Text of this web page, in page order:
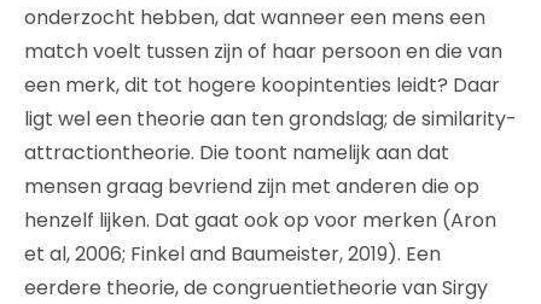
onderzocht hebben, dat wanneer een mens een
match voelt tussen zijn of haar persoon en die van
een merk, dit tot hogere koopintenties leidt? Daar
ligt wel een theorie aan ten grondslag; de similarity-
attractiontheorie. Die toont namelijk aan dat
mensen graag bevriend zijn met anderen die op
henzelf lijken. Dat gaat ook op voor merken (Aron
et al, 2006; Finkel and Baumeister, 2019). Een
eerdere theorie, de congruentietheorie van Sirgy